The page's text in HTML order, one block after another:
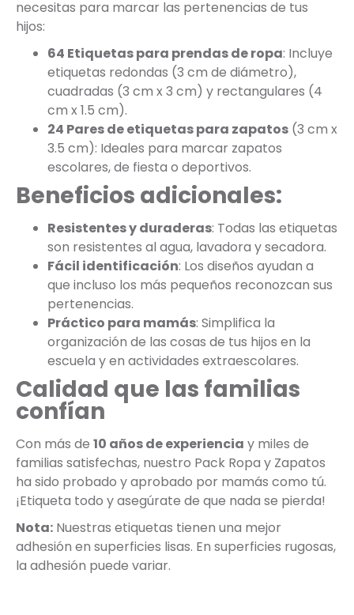
necesitas para marcar las pertenencias de tus
hijos:
64 Etiquetas para prendas de ropa: Incluye
etiquetas redondas (3 cm de diámetro),
cuadradas (3 cm x 3 cm) y rectangulares (4
cm x 1.5 cm).
24 Pares de etiquetas para zapatos (3 cm x
3.5 cm): Ideales para marcar zapatos
escolares, de fiesta o deportivos.
Beneficios adicionales:
Resistentes y duraderas: Todas las etiquetas
son resistentes al agua, lavadora y secadora.
Fácil identificación: Los diseños ayudan a
que incluso los más pequeños reconozcan sus
pertenencias.
Práctico para mamás: Simplifica la
organización de las cosas de tus hijos en la
escuela y en actividades extraescolares.
Calidad que las familias
confían
Con más de 10 años de experiencia y miles de
familias satisfechas, nuestro Pack Ropa y Zapatos
ha sido probado y aprobado por mamás como tú.
¡Etiqueta todo y asegúrate de que nada se pierda!
Nota: Nuestras etiquetas tienen una mejor
adhesión en superficies lisas. En superficies rugosas,
la adhesión puede variar.